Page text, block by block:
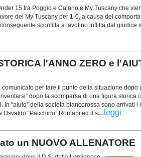
15 tra Poggio e Caiano e My Tuscany che
del My Tuscany per 1-0, a causa del
sconfitta a tavolino inflitta dal giudice
l'ANNO ZERO e
comunicato per fare il punto della situazione dopo
dopo la scomparsa di una figura storica
In “aiuto” della società biancorossa sono arrivati i
Osvaldo “Pacchino” Romani ed il s... leggi
un NUOVO ALLENATORE